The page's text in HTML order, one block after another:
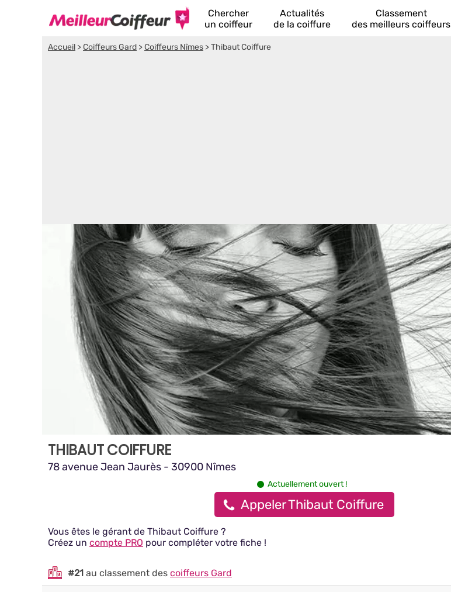
Chercher
un coiffeur
Actualités
de la coiffure
Classement
des meilleurs coiffeurs
Accueil >Coiffeurs Gard >Coiffeurs Nîmes >Thibaut Coiffure
THIBAUT COIFFURE
78 avenue Jean Jaurès - 30900 Nîmes
Actuellement ouvert !
Appeler Thibaut Coiffure
Vous êtes le gérant de Thibaut Coiffure ?
Créez un compte PRO pour compléter votre fiche !
#21 au classement des coiffeurs Gard